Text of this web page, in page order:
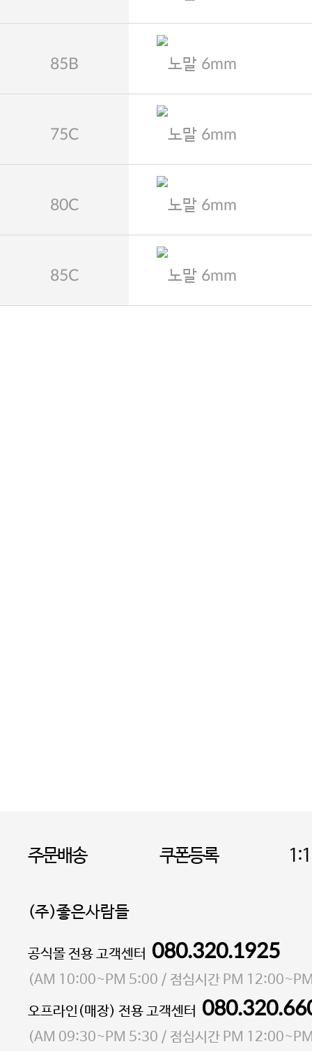
85B 노말 6mm
75C 노말 6mm
80C 노말 6mm
85C 노말 6mm
주문배송 쿠폰등록
(주)좋은사람들
대표 이성현,박영환| 개인정보관리책임자 김상현
소재지 서울특별시 마포구 마포대로4다길 41 마포
통신판매업 신고번호 2023-서울마포-3931호
사업자등록번호 105-81-58242
공식몰 전용 고객센터 080.320.1925
(AM 10:00~PM 5:00 / 점심시간 PM
오프라인(매장) 전용 고객센터
(AM 09:30~PM 5:30 / 점심시간 PM